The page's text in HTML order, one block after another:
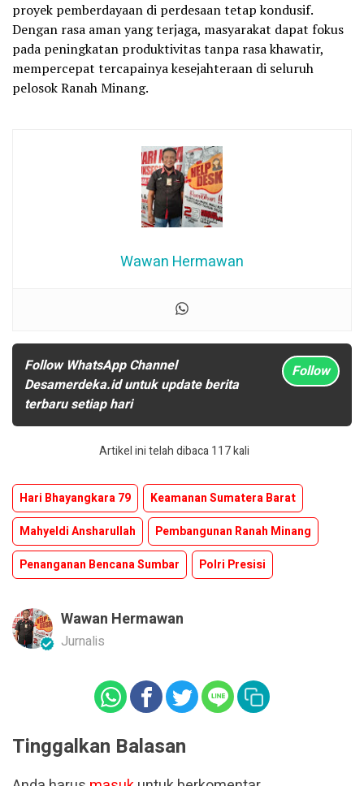
proyek pemberdayaan di perdesaan tetap kondusif.
Dengan rasa aman yang terjaga, masyarakat dapat fokus
pada peningkatan produktivitas tanpa rasa khawatir,
mempercepat tercapainya kesejahteraan di seluruh
pelosok Ranah Minang.
Wawan Hermawan
Follow WhatsApp Channel
Desamerdeka.id untuk update berita
terbaru setiap hari
Follow
Artikel ini telah dibaca 117 kali
Hari Bhayangkara 79
Keamanan Sumatera Barat
Mahyeldi Ansharullah
Pembangunan Ranah Minang
Penanganan Bencana Sumbar
Polri Presisi
Wawan Hermawan
Jurnalis
Tinggalkan Balasan